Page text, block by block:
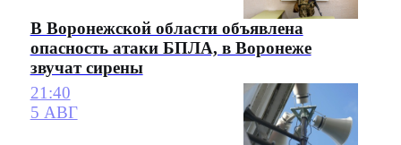
В Воронежской области объявлена
опасность атаки БПЛА, в Воронеже
звучат сирены
21:40
5 АВГ